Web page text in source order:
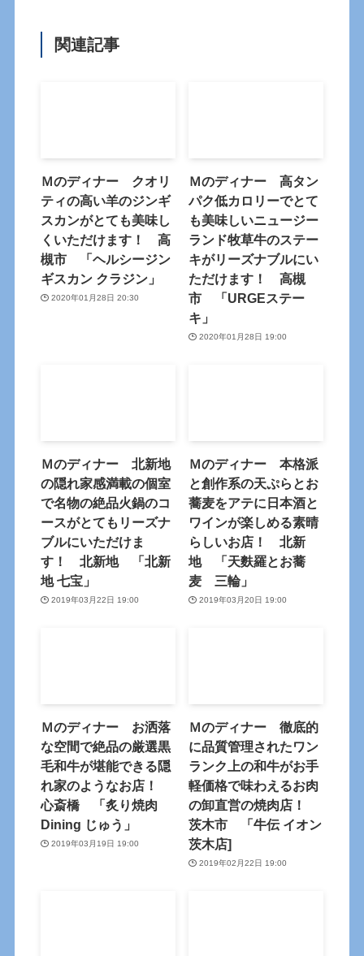
関連記事
Ｍのディナー クオリ
ティの高い羊のジンギ
スカンがとても美味し
くいただけます！ 高
槻市 「ヘルシージン
ギスカン クラジン」
2020年01月28日 20:30
Ｍのディナー 高タン
パク低カロリーでとて
も美味しいニュージー
ランド牧草牛のステー
キがリーズナブルにい
ただけます！ 高槻
市 「URGEステー
キ」
2020年01月28日 19:00
Ｍのディナー 北新地
の隠れ家感満載の個室
で名物の絶品火鍋のコ
ースがとてもリーズナ
ブルにいただけま
す！ 北新地 「北新
地 七宝」
2019年03月22日 19:00
Ｍのディナー 本格派
と創作系の天ぷらとお
蕎麦をアテに日本酒と
ワインが楽しめる素晴
らしいお店！ 北新
地 「天麩羅とお蕎
麦 三輪」
2019年03月20日 19:00
Ｍのディナー お洒落
な空間で絶品の厳選黒
毛和牛が堪能できる隠
れ家のようなお店！
心斎橋 「炙り焼肉
Dining じゅう」
2019年03月19日 19:00
Ｍのディナー 徹底的
に品質管理されたワン
ランク上の和牛がお手
軽価格で味わえるお肉
の卸直営の焼肉店！
茨木市 「牛伝 イオン
茨木店]
2019年02月22日 19:00